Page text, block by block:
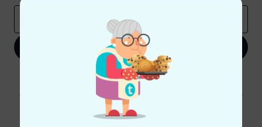
Jetzt anmelden
Mit Klick auf „Jetzt anmelden“ stimmen Sie dem Erhalt von E-Mail-
Werbung und einer Messung des E-Mail-Nutzungsverhaltens zu. Die
Abmeldung ist jederzeit möglich. Weitere Informationen finden Sie in
unserenDatenschutzhinweisen
* Pflichtfeld